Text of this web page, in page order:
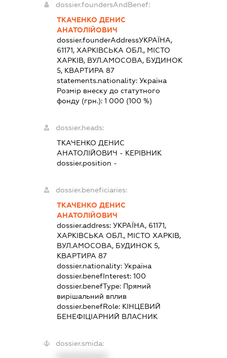
dossier.foundersAndBenef:
ТКАЧЕНКО ДЕНИС
АНАТОЛІЙОВИЧ
dossier.founderAddressУКРАЇНА,
61171, ХАРКІВСЬКА ОБЛ., МІСТО
ХАРКІВ, ВУЛ.АМОСОВА, БУДИНОК
5, КВАРТИРА 87
statements.nationality: Україна
Розмір внеску до статутного
фонду (грн.): 1 000 (100 %)
dossier.heads:
ТКАЧЕНКО ДЕНИС
АНАТОЛІЙОВИЧ - КЕРІВНИК
dossier.position -
dossier.beneficiaries:
ТКАЧЕНКО ДЕНИС
АНАТОЛІЙОВИЧ
dossier.address: УКРАЇНА, 61171,
ХАРКІВСЬКА ОБЛ., МІСТО ХАРКІВ,
ВУЛ.АМОСОВА, БУДИНОК 5,
КВАРТИРА 87
dossier.nationality: Україна
dossier.benefInterest: 100
dossier.benefType: Прямий
вирішальний вплив
dossier.benefRole: КІНЦЕВИЙ
БЕНЕФІЦІАРНИЙ ВЛАСНИК
dossier.smida: